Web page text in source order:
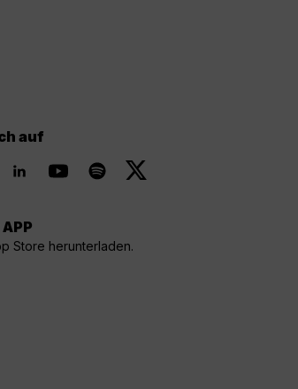
auf
Store herunterladen.